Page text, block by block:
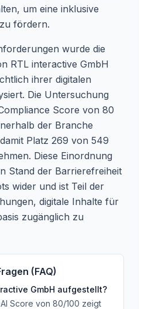
um eine inklusive
fördern.
wurde die
RTL interactive GmbH
ihrer digitalen
Die Untersuchung
Score von 80
der Branche
Platz 269 von 549
Diese Einordnung
Stand der Barrierefreiheit
wider und ist Teil der
digitale Inhalte für
zugänglich zu
(FAQ)
GmbH aufgestellt?
Score von 80/100 zeigt